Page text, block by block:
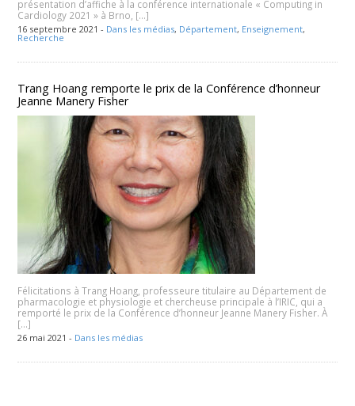
présentation d’affiche à la conférence internationale « Computing in
Cardiology 2021 » à Brno, […]
16 septembre 2021 - Dans les médias, Département, Enseignement,
Recherche
Trang Hoang remporte le prix de la Conférence d’honneur
Jeanne Manery Fisher
Félicitations à Trang Hoang, professeure titulaire au Département de
pharmacologie et physiologie et chercheuse principale à l’IRIC, qui a
remporté le prix de la Conférence d’honneur Jeanne Manery Fisher. À
[…]
26 mai 2021 - Dans les médias